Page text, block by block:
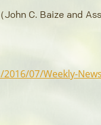
C. Baize and
07/Weekly-